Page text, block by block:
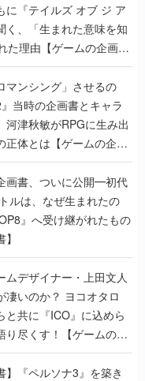
に『テイルズ オブ ジ ア
く、「生まれた意味を知
た理由【ゲームの企画
マンシング」させるの
当時の企画書とキャラ
河津秋敏がRPGに生み出
正体とは【ゲームの企画
画書、ついに公開━初代
ルは、なぜ生まれたの
』へ受け継がれたもの
ムデザイナー・上田文人
凄いのか？ ヨコオタロ
と共に『ICO』に込めら
り尽くす！【ゲームの企
】『ペルソナ3』を築き